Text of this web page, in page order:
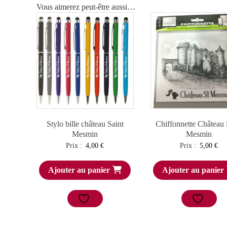
Vous aimerez peut-être aussi…
Stylo bille château Saint
Mesmin
Prix : 4,00€
Ajouter au panier
Chiffonnette Château
Mesmin
Prix : 5,00€
Ajouter au panier